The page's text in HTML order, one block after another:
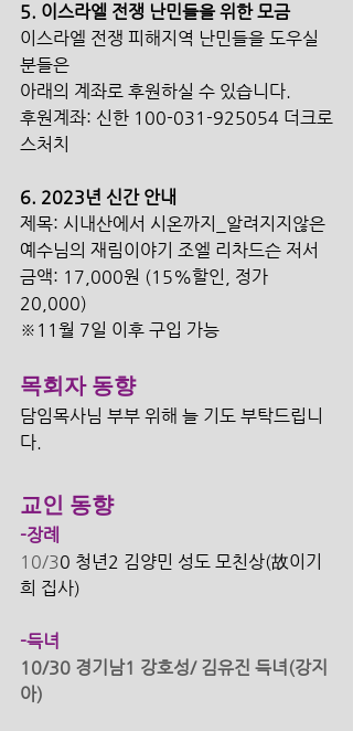
5. 이스라엘 전쟁 난민들을 위한 모금
이스라엘 전쟁 피해지역 난민들을 도우실
분들은
아래의 계좌로 후원하실 수 있습니다.
후원계좌: 신한 100-031-925054 더크로
스처치
6. 2023년 신간 안내
제목: 시내산에서 시온까지_알려지지않은
예수님의 재림이야기 조엘 리차드슨 저서
금액: 17,000원 (15%할인, 정가
20,000)
※11월 7일 이후 구입 가능
목회자 동향
담임목사님 부부 위해 늘 기도 부탁드립니
다.
교인 동향
-장례
10/30 청년2 김양민 성도 모친상(故이기
희 집사)
-득녀
10/30 경기남1 강호성/ 김유진 득녀(강지
아)